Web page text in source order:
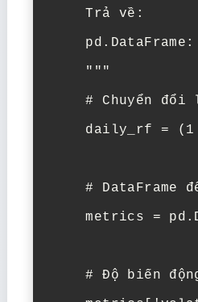
    Trả về:
    """
# Chuyển đổi
daily_rf =
# DataFrame
metrics =
# Độ biến